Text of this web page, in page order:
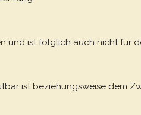
und ist folglich auch nicht für
ist beziehungsweise dem